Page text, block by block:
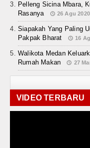
Pelleng Sicina Mbara,
Rasanya
26 Agu 2020
Siapakah Yang Paling
Pakpak Bharat
16
Walikota Medan
Rumah Makan
27
VIDEO TERBARU